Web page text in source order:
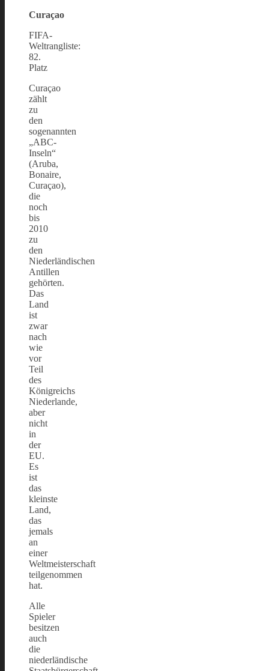
Curaçao
FIFA-
Weltrangliste:
82.
Platz
Curaçao
zählt
zu
den
sogenannten
„ABC-
Inseln“
(Aruba,
Bonaire,
Curaçao),
die
noch
bis
2010
zu
den
Niederländischen
Antillen
gehörten.
Das
Land
ist
zwar
nach
wie
vor
Teil
des
Königreichs
Niederlande,
aber
nicht
in
der
EU.
Es
ist
das
kleinste
Land,
das
jemals
an
einer
Weltmeisterschaft
teilgenommen
hat.
Alle
Spieler
besitzen
auch
die
niederländische